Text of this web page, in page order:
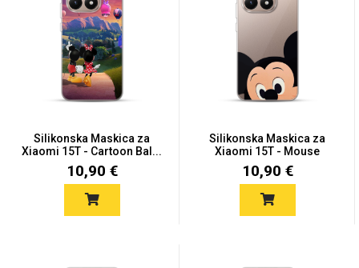
Silikonska Maskica za
Xiaomi 15T - Cartoon Bal...
10,90 €
Silikonska Maskica za
Xiaomi 15T - Mouse
Close...
10,90 €